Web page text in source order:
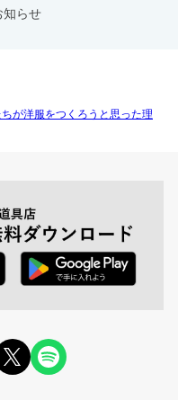
知らせ
ちが洋服をつくろうと思った理